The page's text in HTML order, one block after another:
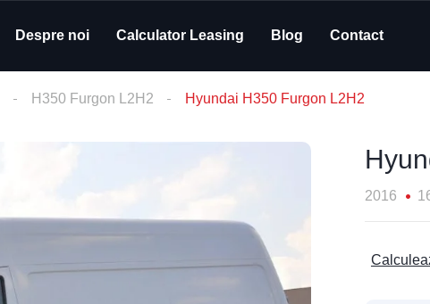
Despre noi Calculator Leasing Blog Contact
H350 Furgon L2H2 Hyundai H350 Furgon L2H2
2016